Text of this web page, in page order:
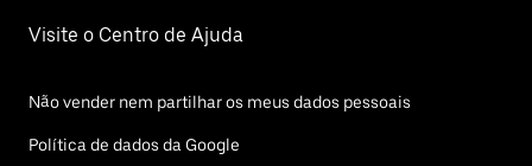
Visite o Centro de Ajuda
Não vender nem partilhar os meus dados pessoais
Política de dados da Google